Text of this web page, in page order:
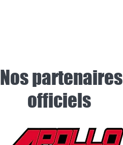
Nos partenaires
officiels